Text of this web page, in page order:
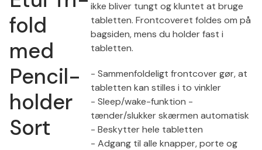
fold
med
Pencil-
holder
Sort
ikke bliver tungt og kluntet at bruge
tabletten. Frontcoveret foldes om på
bagsiden, mens du holder fast i
tabletten.
- Sammenfoldeligt frontcover gør, at
tabletten kan stilles i to vinkler
- Sleep/wake-funktion -
tænder/slukker skærmen automatisk
- Beskytter hele tabletten
- Adgang til alle knapper, porte og